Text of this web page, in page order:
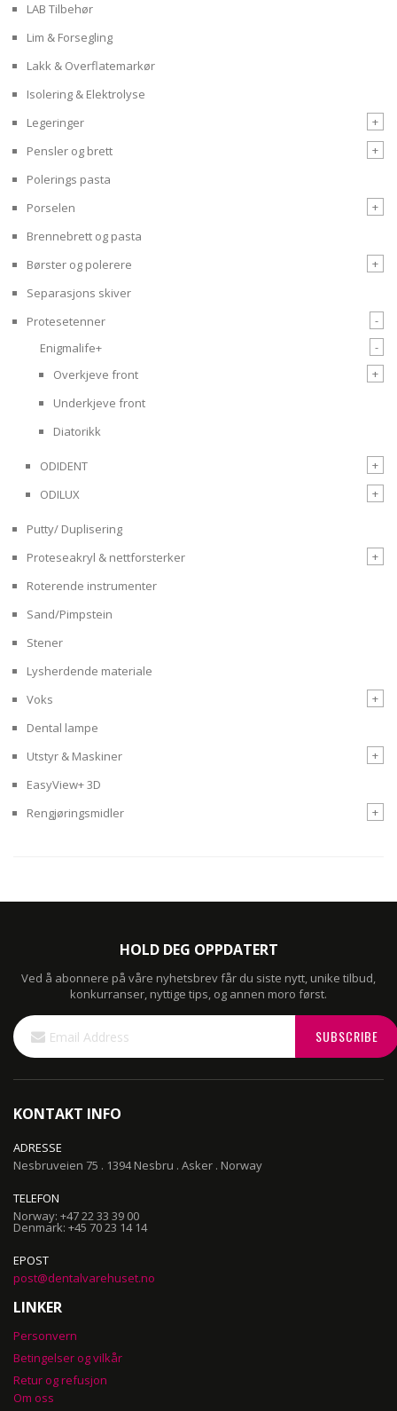
LAB Tilbehør
Lim & Forsegling
Lakk & Overflatemarkør
Isolering & Elektrolyse
Legeringer
+
Pensler og brett
+
Polerings pasta
Porselen
+
Brennebrett og pasta
Børster og polerere
+
Separasjons skiver
Protesetenner
-
Enigmalife+
-
Overkjeve front
+
Underkjeve front
Diatorikk
ODIDENT
+
ODILUX
+
Putty/ Duplisering
Proteseakryl & nettforsterker
+
Roterende instrumenter
Sand/Pimpstein
Stener
Lysherdende materiale
Voks
+
Dental lampe
Utstyr & Maskiner
+
EasyView+ 3D
Rengjøringsmidler
+
HOLD DEG OPPDATERT
Ved å abonnere på våre nyhetsbrev får du siste nytt, unike tilbud,
konkurranser, nyttige tips, og annen moro først.
Sign
Up
for
SUBSCRIBE
KONTAKT INFO
ADRESSE
Nesbruveien 75 . 1394 Nesbru . Asker . Norway
TELEFON
Norway: +47 22 33 39 00
Denmark: +45 70 23 14 14
EPOST
post@dentalvarehuset.no
LINKER
Personvern
Betingelser og vilkår
Retur og refusjon
Om oss